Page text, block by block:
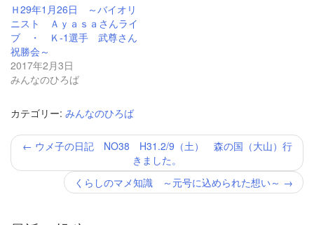
ウ
で
開
き
す)
い
(新
し
い
ウ
ン
ド
ウ
き
ま
Ｈ29年1月26日 ～バイオリ
ニスト Ａｙａｓａさんライ
ブ ・ Ｋ-1選手 武尊さん
祝勝会～
2017年2月3日
みんなのひろば
カテゴリー: みんなのひろば
投
ナ
シ
← ウメ子の日記 NO38 H31.2/9（土） 森の国（大山）行
きました。
くらしのマメ知識 ～元号に込められた想い～ →